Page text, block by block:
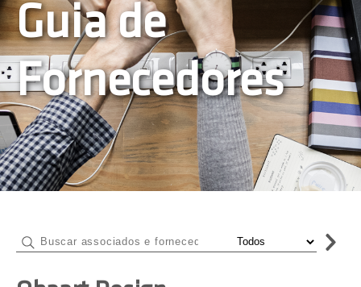
Guia de
Fornecedores